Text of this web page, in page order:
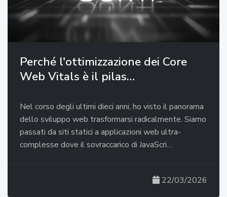
Perché l'ottimizzazione dei Core
Web Vitals è il pilas…
Nel corso degli ultimi dieci anni, ho visto il panorama
dello sviluppo web trasformarsi radicalmente. Siamo
passati da siti statici a applicazioni web ultra-
complesse dove il sovraccarico di JavaScri…
22/03/2026